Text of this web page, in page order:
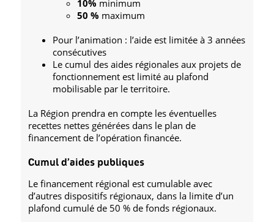
10% minimum
50 % maximum
Pour l’animation : l’aide est limitée à 3 années
consécutives
Le cumul des aides régionales aux projets de
fonctionnement est limité au plafond
mobilisable par le territoire.
La Région prendra en compte les éventuelles
recettes nettes générées dans le plan de
financement de l’opération financée.
Cumul d’aides publiques
Le financement régional est cumulable avec
d’autres dispositifs régionaux, dans la limite d’un
plafond cumulé de 50 % de fonds régionaux.